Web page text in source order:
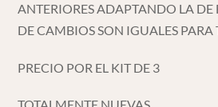
ANTERIORES ADAPTANDO LA DE
DE CAMBIOS SON IGUALES PARA
PRECIO POR EL KIT DE 3
TOTALMENTE NUEVAS